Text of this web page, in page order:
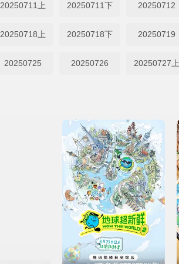
20250711上 20250711下 20250712
20250718上 20250718下 20250719
20250725 20250726 20250727上